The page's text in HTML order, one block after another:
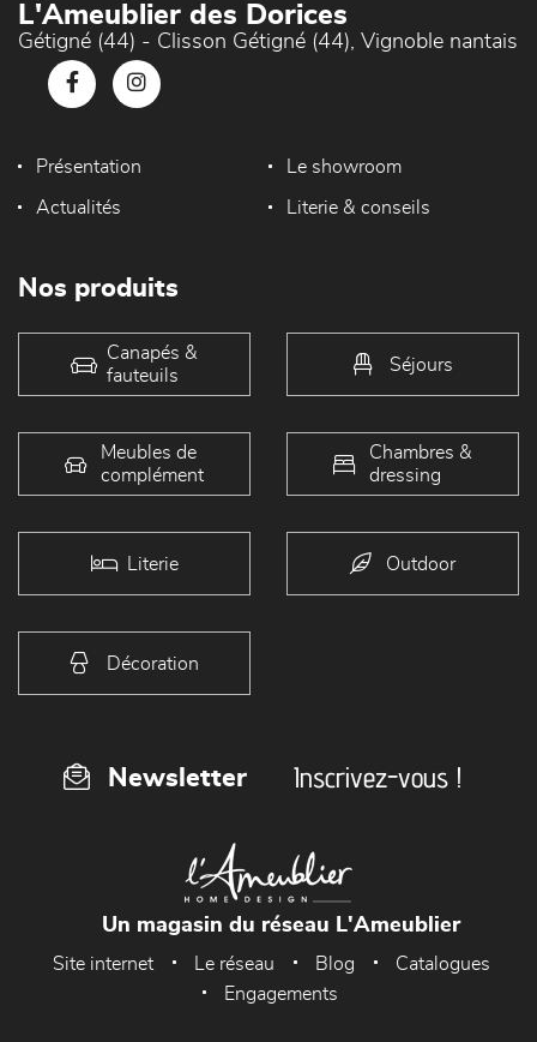
L'Ameublier des Dorices
Gétigné (44) - Clisson Gétigné (44), Vignoble nantais
Présentation Le showroom
Actualités Literie & conseils
Nos produits
Canapés &
fauteuils
Séjours
Meubles de
complément
Chambres &
dressing
Literie Outdoor
Décoration
Newsletter Inscrivez-vous !
Un magasin du réseau L'Ameublier
Site internet Le réseau Blog
Catalogues
Engagements